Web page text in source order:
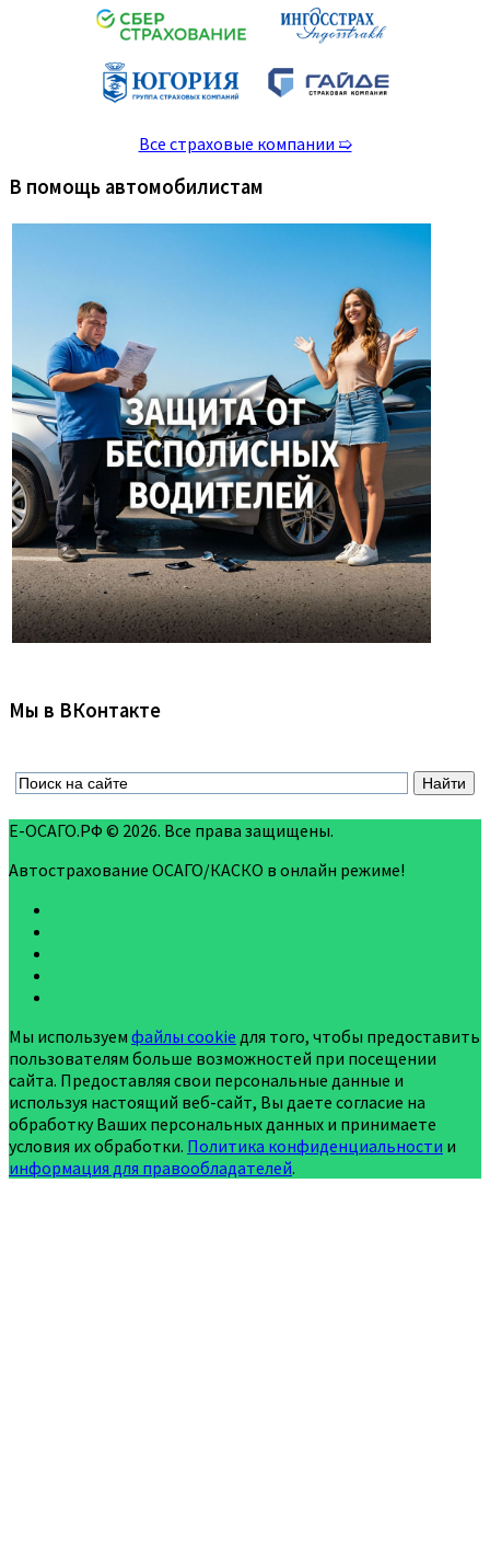
Все страховые компании ➯
В помощь автомобилистам
Мы в ВКонтакте
Е-ОСАГО.РФ © 2026. Все права защищены.
Автострахование ОСАГО/КАСКО в онлайн режиме!
Мы используем файлы cookie для того, чтобы предоставить
пользователям больше возможностей при посещении
сайта. Предоставляя свои персональные данные и
используя настоящий веб-сайт, Вы даете согласие на
обработку Ваших персональных данных и принимаете
условия их обработки. Политика конфиденциальности и
информация для правообладателей.